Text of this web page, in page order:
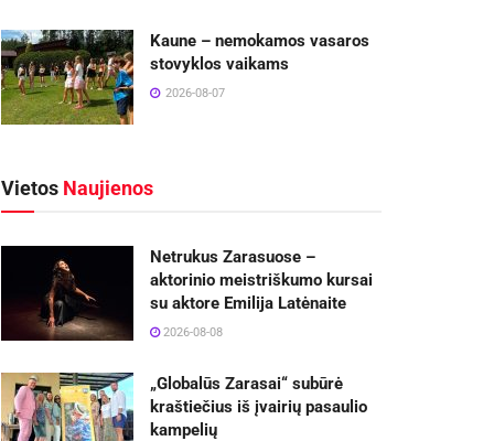
Kaune – nemokamos vasaros
stovyklos vaikams
2026-08-07
Vietos Naujienos
Netrukus Zarasuose –
aktorinio meistriškumo kursai
su aktore Emilija Latėnaite
2026-08-08
„Globalūs Zarasai“ subūrė
kraštiečius iš įvairių pasaulio
kampelių